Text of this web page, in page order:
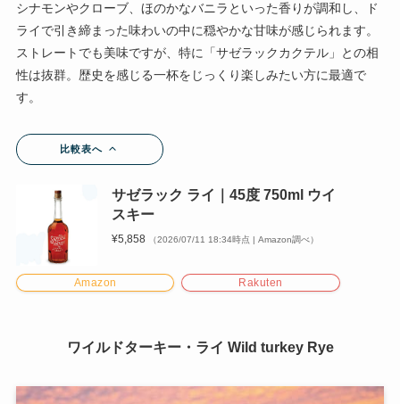
シナモンやクローブ、ほのかなバニラといった香りが調和し、ド
ライで引き締まった味わいの中に穏やかな甘味が感じられます。
ストレートでも美味ですが、特に「サゼラックカクテル」との相
性は抜群。歴史を感じる一杯をじっくり楽しみたい方に最適で
す。
比較表へ
サゼラック ライ｜45度 750ml ウイ
スキー
¥5,858 （2026/07/11 18:34時点 | Amazon調べ）
Amazon Rakuten
ワイルドターキー・ライ Wild turkey Rye